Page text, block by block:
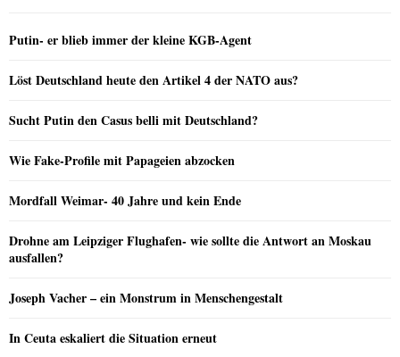
Putin- er blieb immer der kleine KGB-Agent
Löst Deutschland heute den Artikel 4 der NATO aus?
Sucht Putin den Casus belli mit Deutschland?
Wie Fake-Profile mit Papageien abzocken
Mordfall Weimar- 40 Jahre und kein Ende
Drohne am Leipziger Flughafen- wie sollte die Antwort an Moskau
ausfallen?
Joseph Vacher – ein Monstrum in Menschengestalt
In Ceuta eskaliert die Situation erneut